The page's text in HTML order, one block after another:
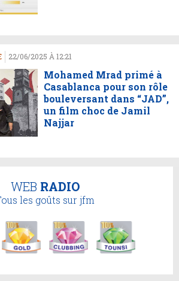
22/06/2025 À 12:21
Mohamed Mrad primé à
Casablanca pour son rôle
bouleversant dans “JAD”,
un film choc de Jamil
Najjar
WEB RADIO
les goûts sur jfm